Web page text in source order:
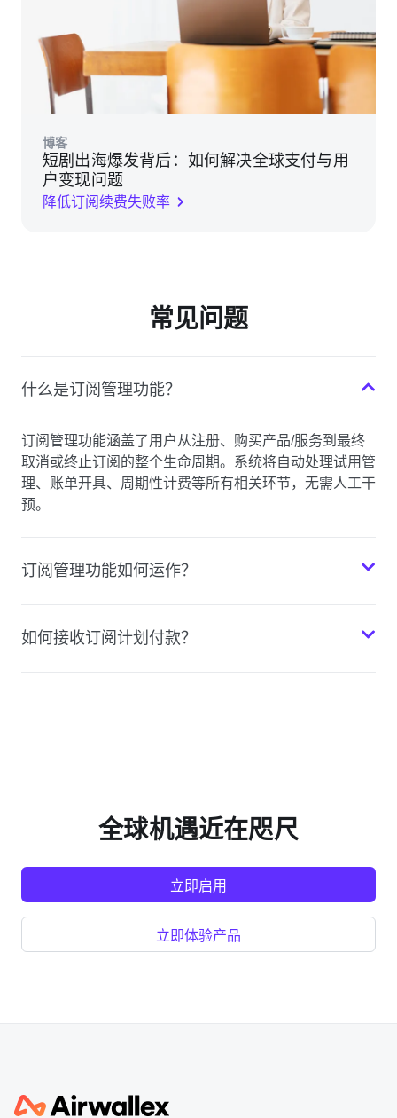
博客
短剧出海爆发背后：如何解决全球支付与用
户变现问题
降低订阅续费失败率
常见问题
什么是订阅管理功能？
订阅管理功能涵盖了用户从注册、购买产品/服务到最终
取消或终止订阅的整个生命周期。系统将自动处理试用管
理、账单开具、周期性计费等所有相关环节，无需人工干
预。
订阅管理功能如何运作？
如何接收订阅计划付款？
全球机遇近在咫尺
立即启用
立即体验产品